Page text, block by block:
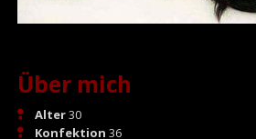
Über mich
Alter30
Konfektion 36